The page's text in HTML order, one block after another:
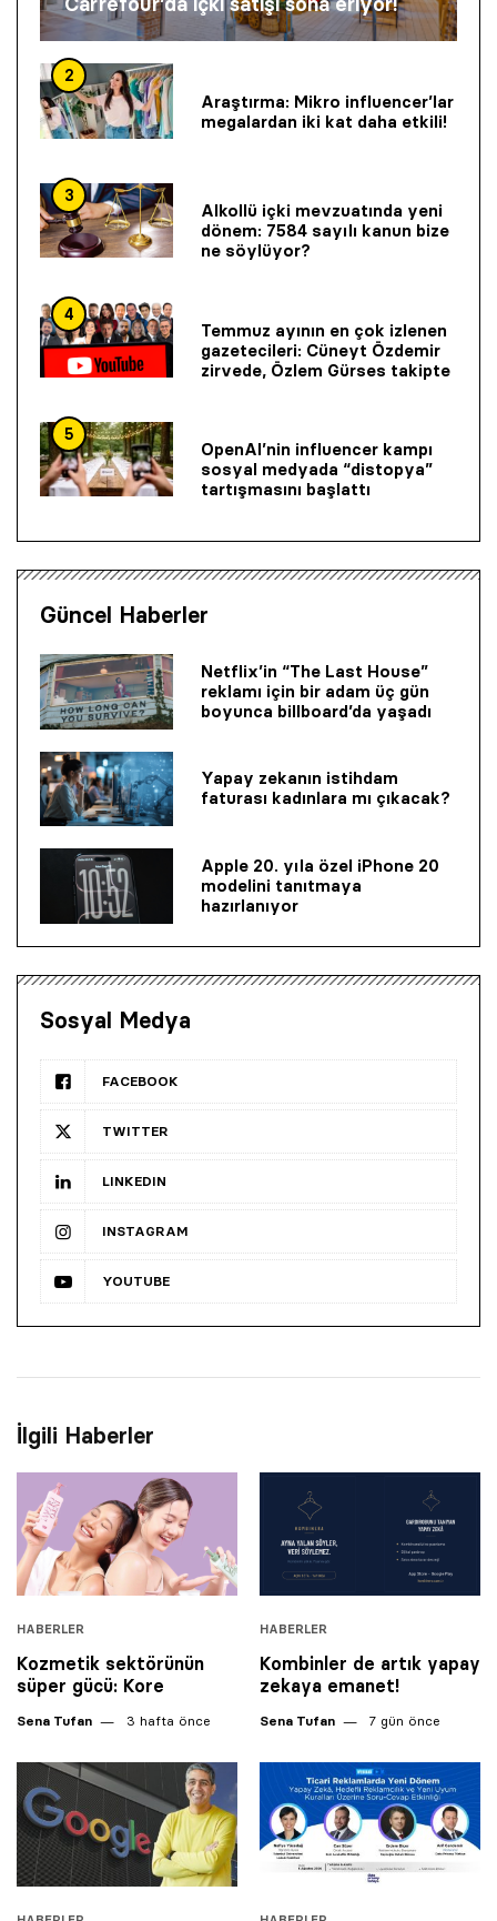
2
Araştırma: Mikro influencer’lar
megalardan iki kat daha etkili!
3
Alkollü içki mevzuatında yeni
dönem: 7584 sayılı kanun bize
ne söylüyor?
4
Temmuz ayının en çok izlenen
gazetecileri: Cüneyt Özdemir
zirvede, Özlem Gürses takipte
5
OpenAI’nin influencer kampı
sosyal medyada “distopya”
tartışmasını başlattı
Güncel Haberler
Netflix’in “The Last House”
reklamı için bir adam üç gün
boyunca billboard’da yaşadı
Yapay zekanın istihdam
faturası kadınlara mı çıkacak?
Apple 20. yıla özel iPhone 20
modelini tanıtmaya
hazırlanıyor
Sosyal Medya
FACEBOOK
TWITTER
LINKEDIN
INSTAGRAM
YOUTUBE
İlgili Haberler
HABERLER
Kozmetik sektörünün
süper gücü: Kore
Sena Tufan 3 hafta önce
HABERLER
Kombinler de artık yapay
zekaya emanet!
Sena Tufan 7 gün önce